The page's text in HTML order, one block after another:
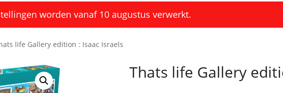
worden vanaf 10 augustus verwerkt.
life Gallery edition : Isaac Israels
Thats life Gallery